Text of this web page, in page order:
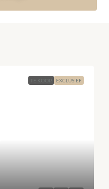
TE KOOP EXCLUSIEF